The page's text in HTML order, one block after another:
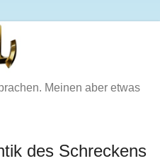
Meinen aber etwas
des Schreckens